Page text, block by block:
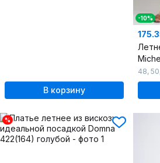
В корзину
-10%
48, 50
%